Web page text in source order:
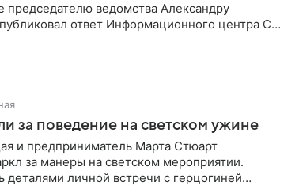
председателю ведомства Александру
ответ Информационного центра СК
за поведение на светском ужине
и предприниматель Марта Стюарт
за манеры на светском мероприятии.
деталями личной встречи с герцогиней